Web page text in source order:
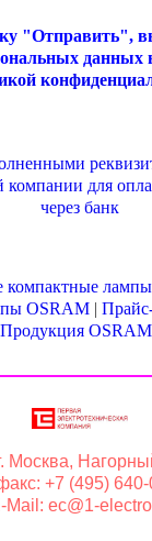
"Отправить", вы
данных
компании для
через банк
лампы
OSRAM|
Продукция OSRAM
Москва,
+7 (495) 640-
Mail: ec@1-